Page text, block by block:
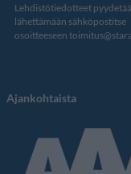
Lehdistötiedotteet
lähettämään sähköpostitse
osoitteeseen
Ajankohtaista